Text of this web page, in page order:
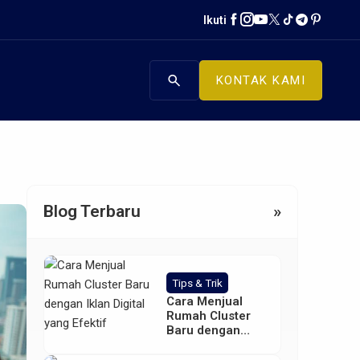
Ikuti
search KONTAK KAMI
Blog Terbaru »
Tips & Trik
Cara Menjual
Rumah Cluster
Baru dengan